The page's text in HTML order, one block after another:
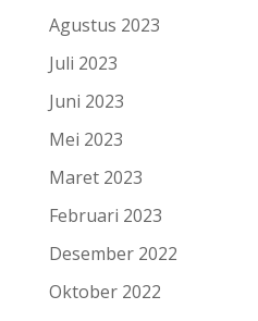
Agustus 2023
Juli 2023
Juni 2023
Mei 2023
Maret 2023
Februari 2023
Desember 2022
Oktober 2022